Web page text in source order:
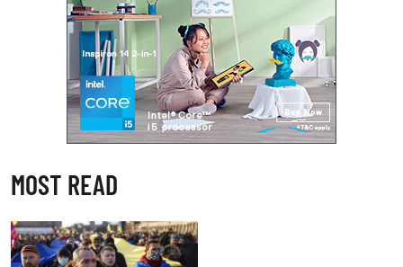
MOST READ